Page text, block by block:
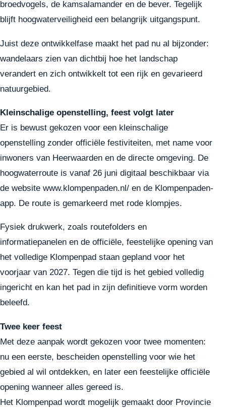
broedvogels, de kamsalamander en de bever. Tegelijk
blijft hoogwaterveiligheid een belangrijk uitgangspunt.
Juist deze ontwikkelfase maakt het pad nu al bijzonder:
wandelaars zien van dichtbij hoe het landschap
verandert en zich ontwikkelt tot een rijk en gevarieerd
natuurgebied.
Kleinschalige openstelling, feest volgt later
Er is bewust gekozen voor een kleinschalige
openstelling zonder officiële festiviteiten, met name voor
inwoners van Heerwaarden en de directe omgeving. De
hoogwaterroute is vanaf 26 juni digitaal beschikbaar via
de website www.klompenpaden.nl/ en de Klompenpaden-
app. De route is gemarkeerd met rode klompjes.
Fysiek drukwerk, zoals routefolders en
informatiepanelen en de officiële, feestelijke opening van
het volledige Klompenpad staan gepland voor het
voorjaar van 2027. Tegen die tijd is het gebied volledig
ingericht en kan het pad in zijn definitieve vorm worden
beleefd.
Twee keer feest
Met deze aanpak wordt gekozen voor twee momenten:
nu een eerste, bescheiden openstelling voor wie het
gebied al wil ontdekken, en later een feestelijke officiële
opening wanneer alles gereed is.
Het Klompenpad wordt mogelijk gemaakt door Provincie